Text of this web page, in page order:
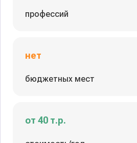
профессий
нет
бюджетных мест
от 40 т.р.